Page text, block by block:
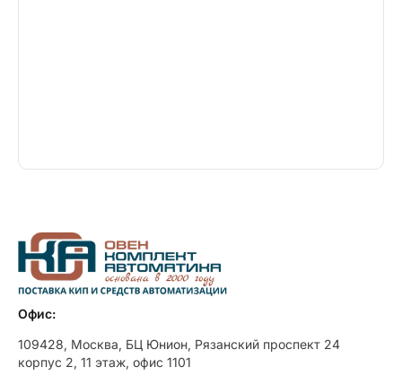
Офис:
109428, Москва, БЦ Юнион, Рязанский проспект 24
корпус 2, 11 этаж, офис 1101